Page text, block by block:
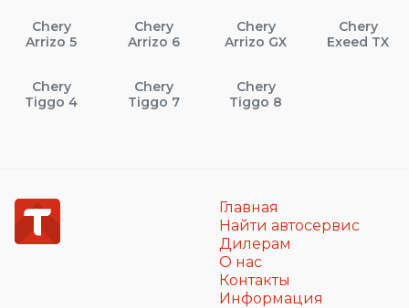
Chery
Arrizo 5
Chery
Arrizo 6
Chery
Arrizo GX
Chery
Exeed TX
Chery
Tiggo 4
Chery
Tiggo 7
Chery
Tiggo 8
Главная
Найти автосервис
Дилерам
О нас
Контакты
Информация